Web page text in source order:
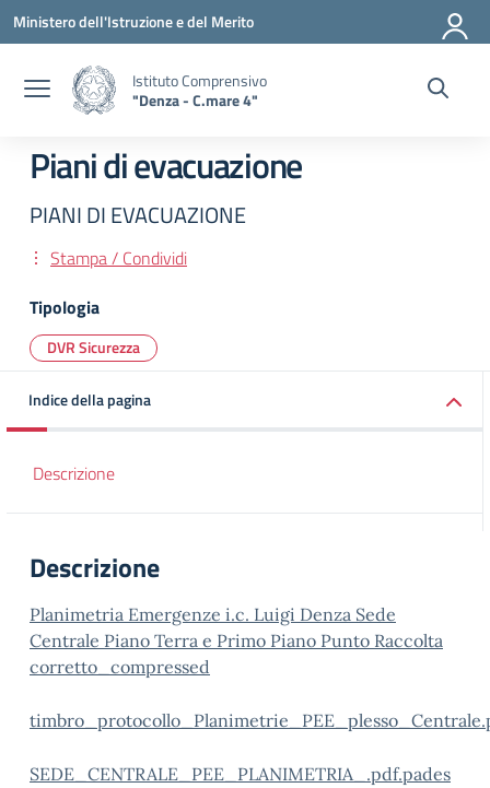
Vai ai contenuti
Vai al menu di navigazione
Vai al footer
Ministero dell'Istruzione e del Merito
Istituto Comprensivo
"Denza - C.mare 4"
Piani di evacuazione
PIANI DI EVACUAZIONE
Stampa / Condividi
Tipologia
DVR Sicurezza
Indice della pagina
Descrizione
Descrizione
Planimetria Emergenze i.c. Luigi Denza Sede
Centrale Piano Terra e Primo Piano Punto Raccolta
corretto_compressed
SEDE_CENTRALE_PEE_PLANIMETRIA_.pdf.pades